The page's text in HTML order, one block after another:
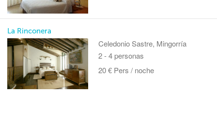
La Rinconera
Celedonio Sastre, Mingorría
2 - 4 personas
20 € Pers / noche